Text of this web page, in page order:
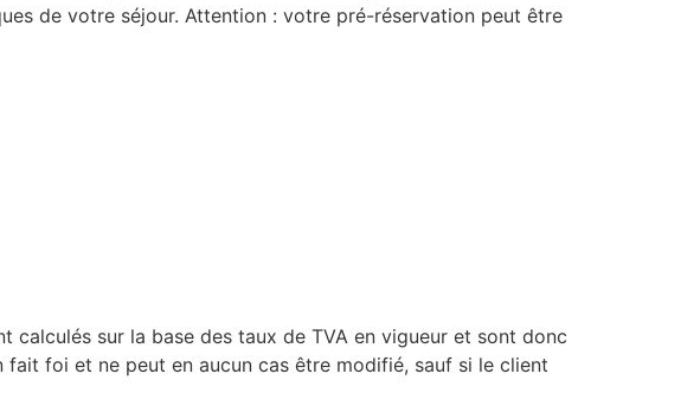
de votre séjour. Attention : votre pré-réservation peut être
calculés sur la base des taux de TVA en vigueur et sont donc
foi et ne peut en aucun cas être modifié, sauf si le client